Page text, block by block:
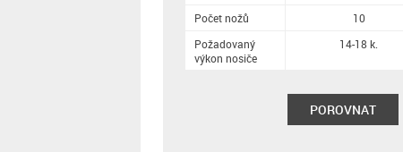
Počet nožů
Požadovaný
výkon nosiče
10
14-18 k.
POROVNAT